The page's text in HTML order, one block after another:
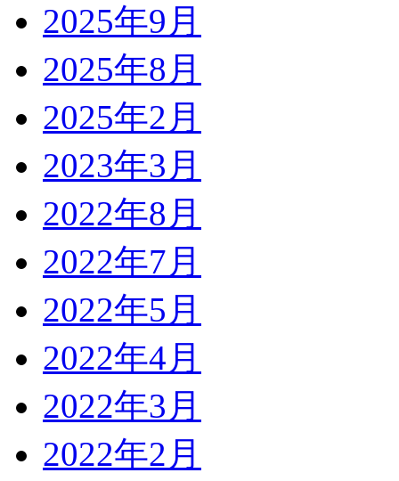
2025年9月
2025年8月
2025年2月
2023年3月
2022年8月
2022年7月
2022年5月
2022年4月
2022年3月
2022年2月